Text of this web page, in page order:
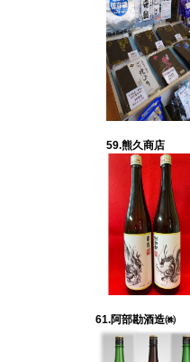
59.熊久商店
61.阿部勘酒造㈱